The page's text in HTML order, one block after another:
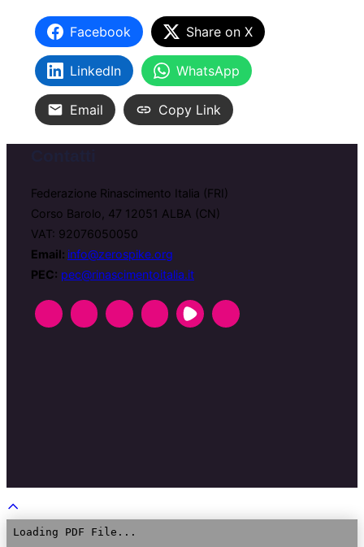
Facebook Share on X
LinkedIn WhatsApp
Email Copy Link
Federazione Rinascimento Italia (FRI)
Corso Barolo, 47 12051 ALBA (CN)
VAT: 92076050050
Email: info@zerospike.org
PEC: pec@rinascimentoitalia.it
to